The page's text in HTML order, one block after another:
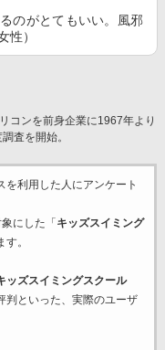
のがとてもいい。風邪
性）
コンを前身企業に1967年より
査を開始。
を利用した 人にアンケート
にした「 キッズスイミング
。
ッズスイミングスクール
判といった、実際のユーザ